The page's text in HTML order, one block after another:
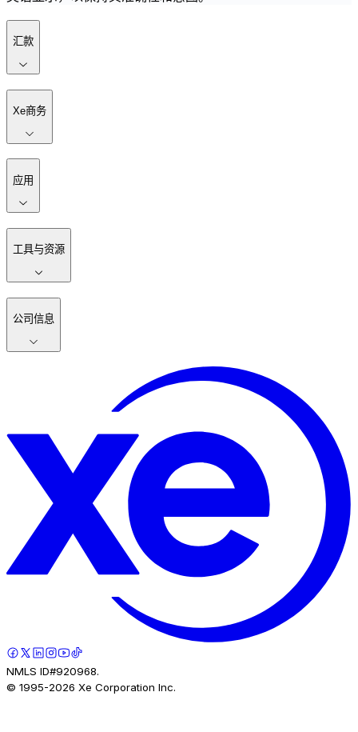
汇款
Xe商务
应用
工具与资源
公司信息
NMLS ID#920968.
© 1995-2026 Xe Corporation Inc.